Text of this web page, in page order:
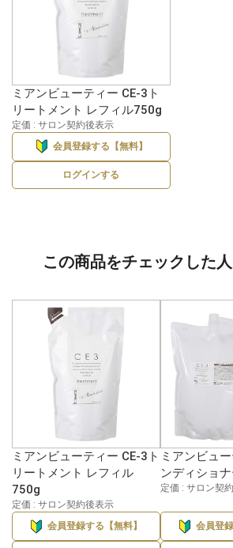
ミアンビューティー CE-3ト
リートメント レフィル750g
定価 : サロン契約後表示
会員登録する【無料】
ログインする
この商品をチェックした
ミアンビューティー CE-3ト
リートメント レフィル
750g
定価 : サロン契約後表示
会員登録する【無料】
ミアンビュ
ンディショ
定価 : サロン契
会員登